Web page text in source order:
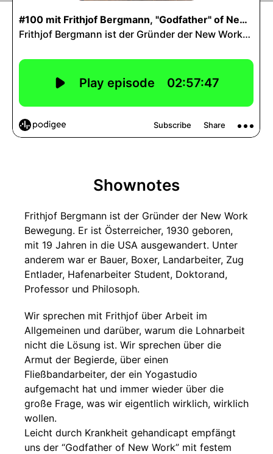
Shownotes
Frithjof Bergmann ist der Gründer der New Work
Bewegung. Er ist Österreicher, 1930 geboren,
mit 19 Jahren in die USA ausgewandert. Unter
anderem war er Bauer, Boxer, Landarbeiter, Zug
Entlader, Hafenarbeiter Student, Doktorand,
Professor und Philosoph.
Wir sprechen mit Frithjof über Arbeit im
Allgemeinen und darüber, warum die Lohnarbeit
nicht die Lösung ist. Wir sprechen über die
Armut der Begierde, über einen
Fließbandarbeiter, der ein Yogastudio
aufgemacht hat und immer wieder über die
große Frage, was wir eigentlich wirklich, wirklich
wollen.
Leicht durch Krankheit gehandicapt empfängt
uns der “Godfather of New Work” mit festem